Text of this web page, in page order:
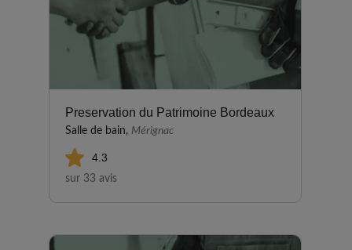
Preservation du Patrimoine Bordeaux
Salle de bain, Mérignac
4.3
sur 33 avis